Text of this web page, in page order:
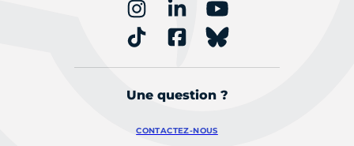
Une question ?
CONTACTEZ-NOUS